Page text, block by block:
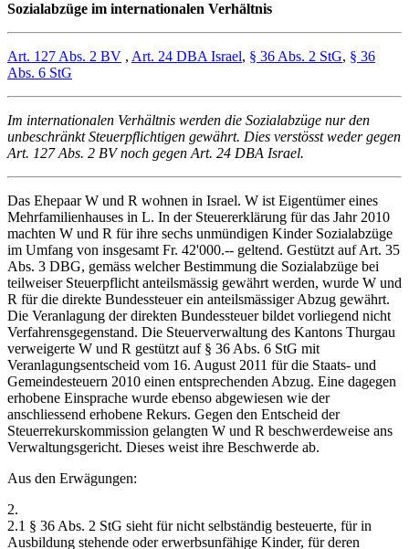
Sozialabzüge im internationalen Verhältnis
Art. 127 Abs. 2 BV , Art. 24 DBA Israel, § 36 Abs. 2 StG, § 36
Abs. 6 StG
Im internationalen Verhältnis werden die Sozialabzüge nur den
unbeschränkt Steuerpflichtigen gewährt. Dies verstösst weder gegen
Art. 127 Abs. 2 BV noch gegen Art. 24 DBA Israel.
Das Ehepaar W und R wohnen in Israel. W ist Eigentümer eines
Mehrfamilienhauses in L. In der Steuererklärung für das Jahr 2010
machten W und R für ihre sechs unmündigen Kinder Sozialabzüge
im Umfang von insgesamt Fr. 42'000.-- geltend. Gestützt auf Art. 35
Abs. 3 DBG, gemäss welcher Bestimmung die Sozialabzüge bei
teilweiser Steuerpflicht anteilsmässig gewährt werden, wurde W und
R für die direkte Bundessteuer ein anteilsmässiger Abzug gewährt.
Die Veranlagung der direkten Bundessteuer bildet vorliegend nicht
Verfahrensgegenstand. Die Steuerverwaltung des Kantons Thurgau
verweigerte W und R gestützt auf § 36 Abs. 6 StG mit
Veranlagungsentscheid vom 16. August 2011 für die Staats- und
Gemeindesteuern 2010 einen entsprechenden Abzug. Eine dagegen
erhobene Einsprache wurde ebenso abgewiesen wie der
anschliessend erhobene Rekurs. Gegen den Entscheid der
Steuerrekurskommission gelangten W und R beschwerdeweise ans
Verwaltungsgericht. Dieses weist ihre Beschwerde ab.
Aus den Erwägungen:
2.
2.1 § 36 Abs. 2 StG sieht für nicht selbständig besteuerte, für in
Ausbildung stehende oder erwerbsunfähige Kinder, für deren